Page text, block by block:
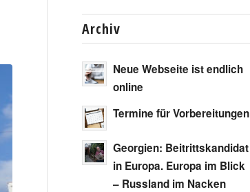
Archiv
Neue Webseite ist endlich
online
Termine für Vorbereitungen
Georgien: Beitrittskandidat
in Europa. Europa im Blick
– Russland im Nacken